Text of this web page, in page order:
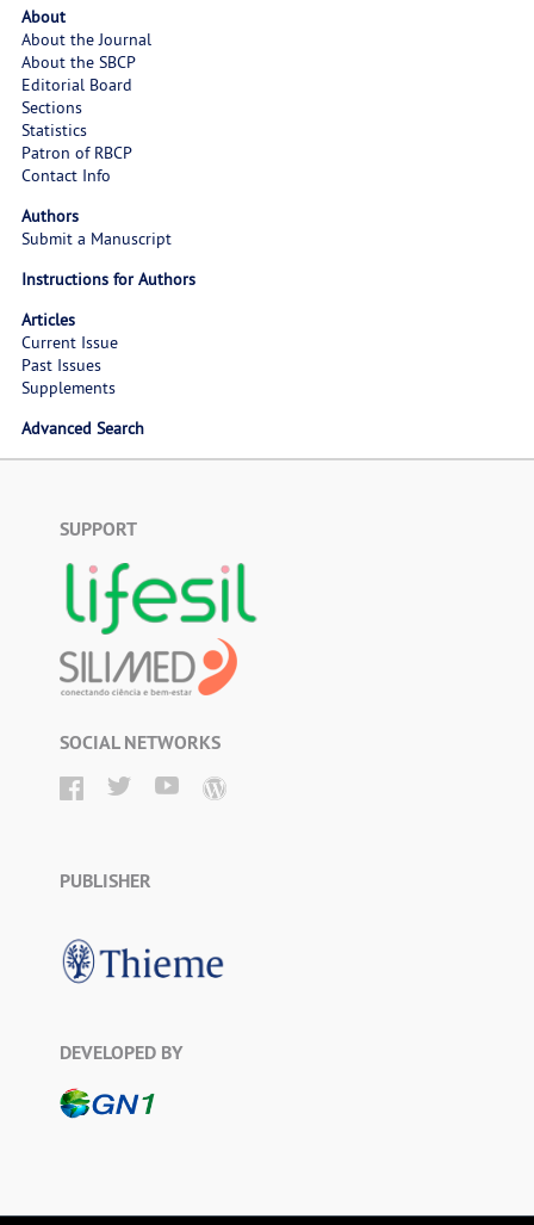
About
About the Journal
About the SBCP
Editorial Board
Sections
Statistics
Patron of RBCP
Contact Info
Authors
Submit a Manuscript
Instructions for Authors
Articles
Current Issue
Past Issues
Supplements
Advanced Search
SUPPORT
SOCIAL NETWORKS
PUBLISHER
DEVELOPED BY